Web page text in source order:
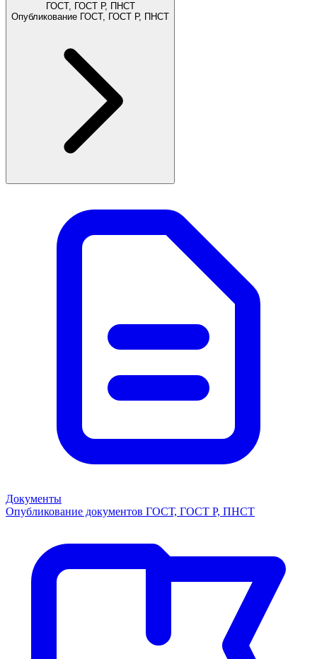
ГОСТ, ГОСТ Р, ПНСТ
Опубликование ГОСТ, ГОСТ Р, ПНСТ
Документы
Опубликование документов ГОСТ, ГОСТ Р, ПНСТ